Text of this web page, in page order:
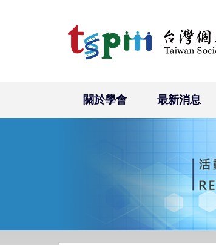
關於學會 最新消息